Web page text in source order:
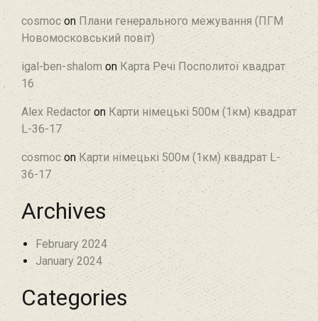
cosmoc on Плани генерального межування (ПГМ
Новомосковський повіт)
igal-ben-shalom on Карта Речі Посполитої квадрат
16
Alex Redactor on Карти німецькі 500м (1км) квадрат
L-36-17
cosmoc on Карти німецькі 500м (1км) квадрат L-
36-17
Archives
February 2024
January 2024
Categories